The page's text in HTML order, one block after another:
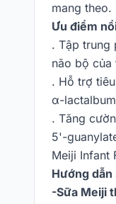
mang theo.
Ưu điểm
. Tập trung
não bộ của
. Hỗ trợ
α-
. Tăng
5'-
Meiji Infant
Hướng dẫn
-Sữa Meiji